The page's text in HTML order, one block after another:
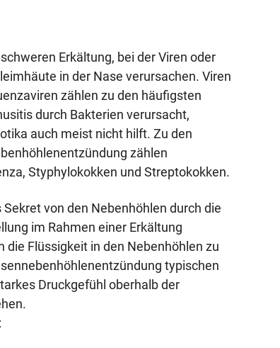
Erkältung, bei der Viren oder
in der Nase verursachen. Viren
zählen zu den häufigsten
durch Bakterien verursacht,
auch meist nicht hilft. Zu den
zählen
Styphylokokken und Streptokokken.
von den Nebenhöhlen durch die
im Rahmen einer Erkältung
die Flüssigkeit in den Nebenhöhlen zu
typischen
Druckgefühl oberhalb der